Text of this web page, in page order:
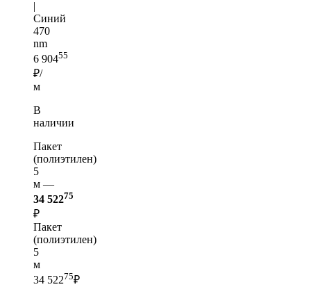
|
Синий
470
nm
6 90455
₽/
м
В
наличии
Пакет
(полиэтилен)
5
м —
34 52275
₽
Пакет
(полиэтилен)
5
м
34 52275₽